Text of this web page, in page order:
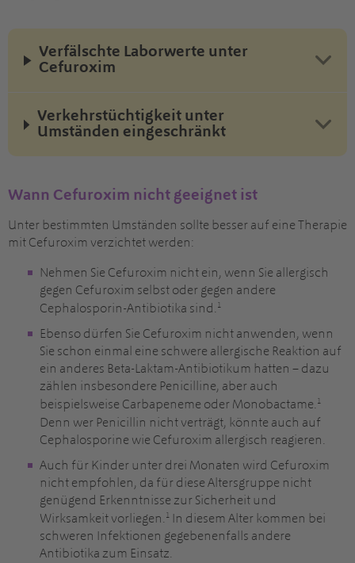
Verfälschte Laborwerte unter
Cefuroxim
Verkehrstüchtigkeit unter
Umständen eingeschränkt
Wann Cefuroxim nicht geeignet ist
Unter bestimmten Umständen sollte besser auf eine Therapie
mit Cefuroxim verzichtet werden:
Nehmen Sie Cefuroxim nicht ein, wenn Sie allergisch
gegen Cefuroxim selbst oder gegen andere
Cephalosporin-Antibiotika sind. 1
Ebenso dürfen Sie Cefuroxim nicht anwenden, wenn
Sie schon einmal eine schwere allergische Reaktion auf
ein anderes Beta-Laktam-Antibiotikum hatten – dazu
zählen insbesondere Penicilline, aber auch
beispielsweise Carbapeneme oder Monobactame. 1
Denn wer Penicillin nicht verträgt, könnte auch auf
Cephalosporine wie Cefuroxim allergisch reagieren.
Auch für Kinder unter drei Monaten wird Cefuroxim
nicht empfohlen, da für diese Altersgruppe nicht
genügend Erkenntnisse zur Sicherheit und
Wirksamkeit vorliegen. 1
In diesem Alter kommen bei
schweren Infektionen gegebenenfalls andere
Antibiotika zum Einsatz.